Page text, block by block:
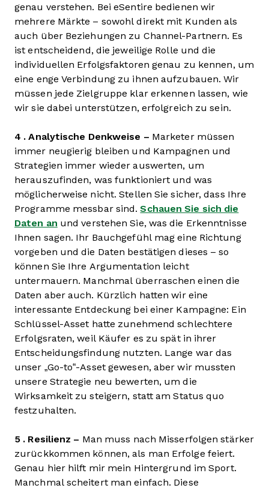
genau verstehen. Bei eSentire bedienen wir
mehrere Märkte – sowohl direkt mit Kunden als
auch über Beziehungen zu Channel-Partnern. Es
ist entscheidend, die jeweilige Rolle und die
individuellen Erfolgsfaktoren genau zu kennen, um
eine enge Verbindung zu ihnen aufzubauen. Wir
müssen jede Zielgruppe klar erkennen lassen, wie
wir sie dabei unterstützen, erfolgreich zu sein.
4 . Analytische Denkweise – Marketer müssen
immer neugierig bleiben und Kampagnen und
Strategien immer wieder auswerten, um
herauszufinden, was funktioniert und was
möglicherweise nicht. Stellen Sie sicher, dass Ihre
Programme messbar sind.Schauen Sie sich die
Daten an und verstehen Sie, was die Erkenntnisse
Ihnen sagen. Ihr Bauchgefühl mag eine Richtung
vorgeben und die Daten bestätigen dieses – so
können Sie Ihre Argumentation leicht
untermauern. Manchmal überraschen einen die
Daten aber auch. Kürzlich hatten wir eine
interessante Entdeckung bei einer Kampagne: Ein
Schlüssel-Asset hatte zunehmend schlechtere
Erfolgsraten, weil Käufer es zu spät in ihrer
Entscheidungsfindung nutzten. Lange war das
unser „Go-to“-Asset gewesen, aber wir mussten
unsere Strategie neu bewerten, um die
Wirksamkeit zu steigern, statt am Status quo
festzuhalten.
5 . Resilienz – Man muss nach Misserfolgen stärker
zurückkommen können, als man Erfolge feiert.
Genau hier hilft mir mein Hintergrund im Sport.
Manchmal scheitert man einfach. Diese